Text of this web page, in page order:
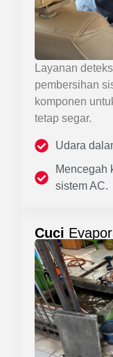
Layanan
pembersihan
komponen
tetap segar.
Udara
Mencegah
sistem AC.
Cuci